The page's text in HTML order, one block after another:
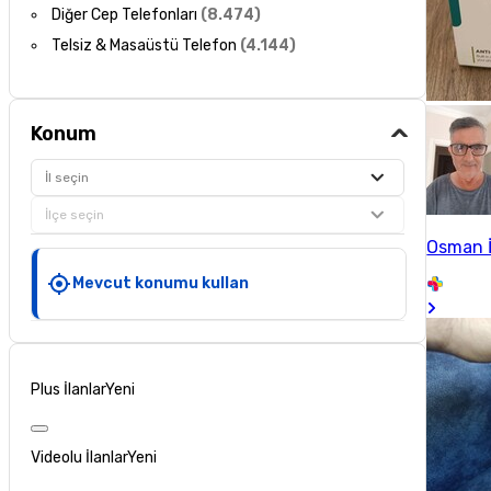
Diğer Cep Telefonları (8.474)
Telsiz & Masaüstü Telefon (4.144)
Konum
İl seçin
İlçe seçin
Mevcut konumu kullan
Plus İlanlarYeni
Videolu İlanlarYeni
Osman